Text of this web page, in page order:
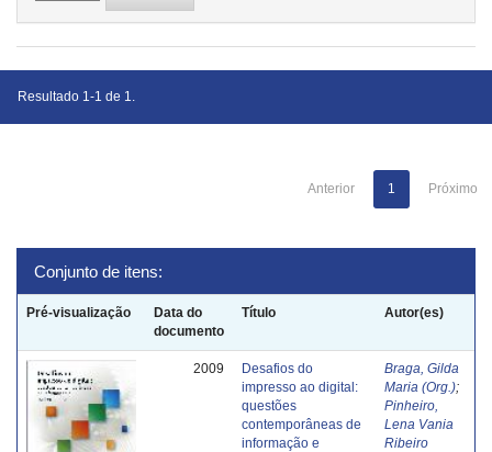
Resultado 1-1 de 1.
Anterior 1 Próximo
Conjunto de itens:
Pré-visualização
Data do
documento
Título Autor(es)
2009
Desafios do
impresso ao digital:
questões
contemporâneas de
informação e
Braga, Gilda
Maria (Org.);
Pinheiro,
Lena Vania
Ribeiro